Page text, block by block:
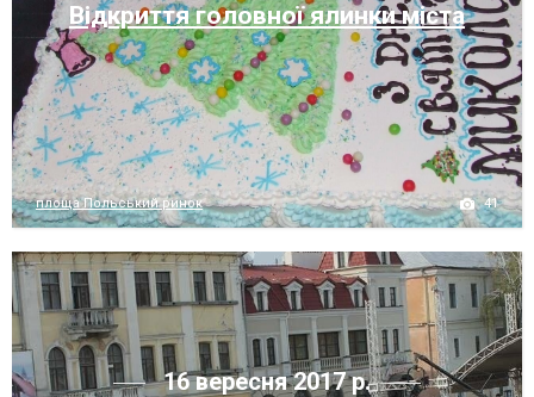
Відкриття головної ялинки міста
площа Польський ринок 41
16 вересня 2017 р.